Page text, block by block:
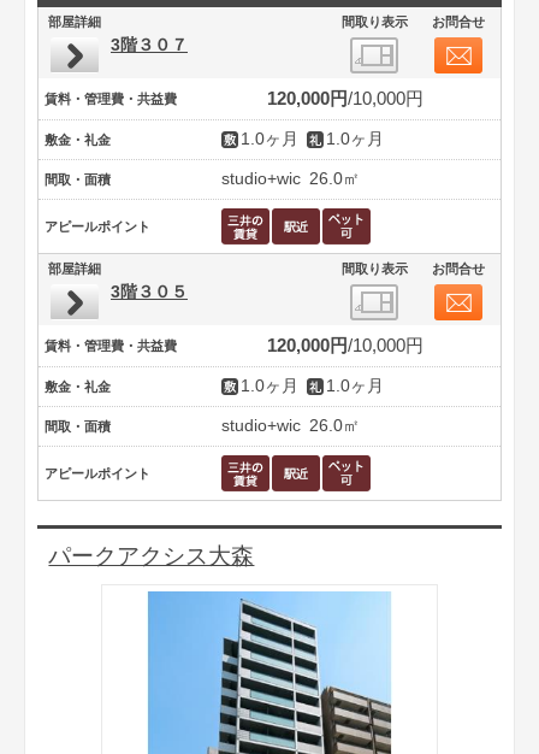
部屋詳細 間取り表示 お問合せ
3階３０７
賃料・管理費・共益費 120,000円 10,000円
敷金・礼金 1.0ヶ月 1.0ヶ月
間取・面積 studio+wic 26.0㎡
アピールポイント
部屋詳細 間取り表示 お問合せ
3階３０５
賃料・管理費・共益費 120,000円 10,000円
敷金・礼金 1.0ヶ月 1.0ヶ月
間取・面積 studio+wic 26.0㎡
アピールポイント
パークアクシス大森